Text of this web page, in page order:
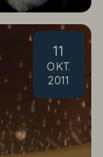
11
OKT.
2011